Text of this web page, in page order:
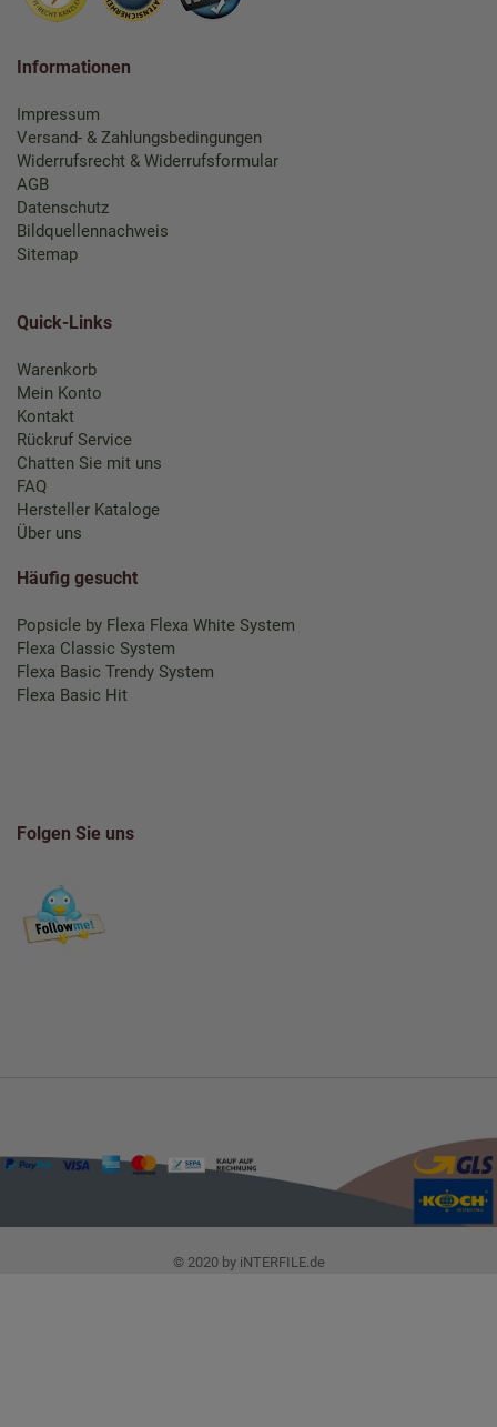
Informationen
Impressum
Versand- & Zahlungsbedingungen
Widerrufsrecht & Widerrufsformular
AGB
Datenschutz
Bildquellennachweis
Sitemap
Quick-Links
Warenkorb
Mein Konto
Kontakt
Rückruf Service
Chatten Sie mit uns
FAQ
Hersteller Kataloge
Über uns
Häufig gesucht
Popsicle by Flexa Flexa White System
Flexa Classic System
Flexa Basic Trendy System
Flexa Basic Hit
Folgen Sie uns
© 2020 by iNTERFILE.de